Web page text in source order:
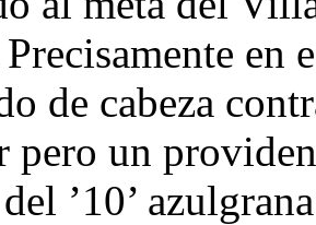
en
de cabeza
pero un
’10’